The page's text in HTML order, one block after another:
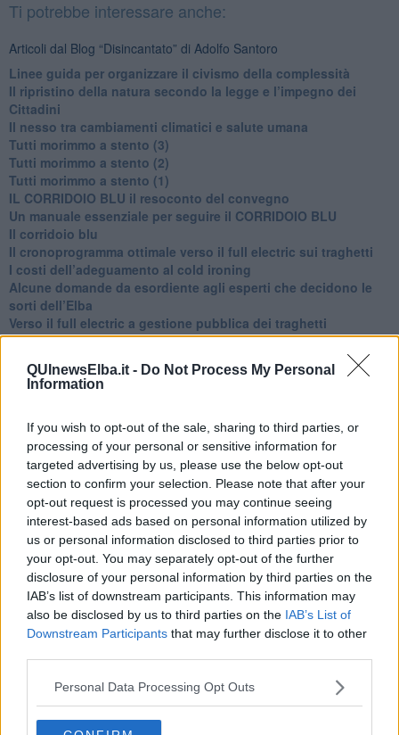
QUInewsElba.it - Do Not Process My Personal
Information
If you wish to opt-out of the sale, sharing to third parties, or
processing of your personal or sensitive information for
targeted advertising by us, please use the below opt-out
section to confirm your selection. Please note that after your
opt-out request is processed you may continue seeing
interest-based ads based on personal information utilized by
us or personal information disclosed to third parties prior to
your opt-out. You may separately opt-out of the further
disclosure of your personal information by third parties on the
IAB’s list of downstream participants. This information may
also be disclosed by us to third parties on the IAB’s List of
Downstream Participants that may further disclose it to other
Personal Data Processing Opt Outs
Ti potrebbe interessare anche:
Articoli dal Blog “Disincantato” di Adolfo Santoro
​Linee guida per organizzare il civismo della complessità
​Il ripristino della natura secondo la legge e l’impegno dei
Cittadini
Il nesso tra cambiamenti climatici e salute umana
Tutti morimmo a stento (3)
Tutti morimmo a stento (2)
​Tutti morimmo a stento (1)
IL CORRIDOIO BLU il resoconto del convegno
Un manuale essenziale per seguire il CORRIDOIO BLU
Il corridoio blu
​Il cronoprogramma ottimale verso il full electric sui traghetti
​I costi dell’adeguamento al cold ironing
Alcune domande da esordiente agli esperti che decidono le
sorti dell’Elba
Verso il full electric a gestione pubblica dei traghetti​
​La Scienza dei Cittadini e i Cittadini per l’Aria
​Le furbate elettorali della Meloni e la testardaggine
dell’opposizione
L'umanizzazione dell'economia e della politica
​Dopo il diluvio dei NO: un patto intergenerazionale
​Un grandioso NO ai falchi teocratici e ai loro vassalli
La religione è la cocaina dei potenti
Donald e Bibi confinati nell’isola di St James?
L’italiano vero e la paura che al referendum vinca il No
​Complottismo o capitalismo globale?
​Ma, contessa, non si vergogna a continuare a guardare San
Scemo?
​Io non mi fiderei di chi promuove o consuma i riti collettivi
Esportazioni Usa: da democrazia a guerra civile
​I vestiti nuovi degli imperatori baltici
​Pupazzi!
​Il Wild West di Trump
​La depressione infantile di Roger Waters e la propaganda di